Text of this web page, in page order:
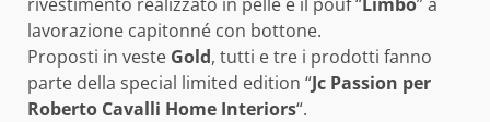
lavorazione capitonné con bottone.
Proposti in veste Gold, tutti e tre i prodotti fanno
parte della special limited edition “Jc Passion per
Roberto Cavalli Home Interiors“.